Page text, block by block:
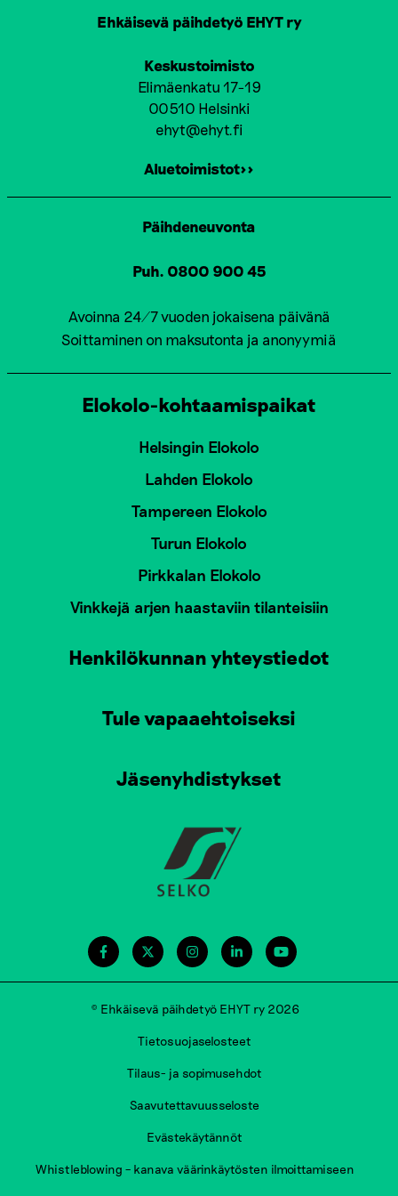
Ehkäisevä päihdetyö EHYT ry
Keskustoimisto
Elimäenkatu 17-19
00510 Helsinki
ehyt@ehyt.fi
Aluetoimistot>>
Päihdeneuvonta
Puh. 0800 900 45
Avoinna 24/7 vuoden jokaisena päivänä
Soittaminen on maksutonta ja anonyymiä
Elokolo-kohtaamispaikat
Helsingin Elokolo
Lahden Elokolo
Tampereen Elokolo
Turun Elokolo
Pirkkalan Elokolo
Vinkkejä arjen haastaviin tilanteisiin
Henkilökunnan yhteystiedot
Tule vapaaehtoiseksi
Jäsenyhdistykset
© Ehkäisevä päihdetyö EHYT ry 2026
Tietosuojaselosteet
Tilaus- ja sopimusehdot
Saavutettavuusseloste
Evästekäytännöt
Whistleblowing – kanava väärinkäytösten ilmoittamiseen